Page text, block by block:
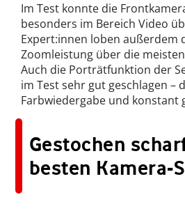
Im Test konnte die
besonders im Bereich Video
Expert:innen loben außerdem
Zoomleistung über die
Auch die Porträtfunktion der
im Test sehr gut geschlagen –
Farbwiedergabe und konstant
Gestochen
besten Kamera-